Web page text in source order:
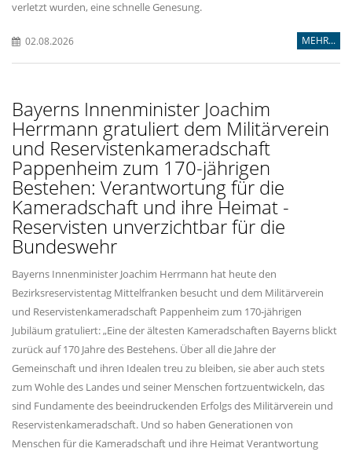
verletzt wurden, eine schnelle Genesung.
02.08.2026 MEHR...
Bayerns Innenminister Joachim
Herrmann gratuliert dem Militärverein
und Reservistenkameradschaft
Pappenheim zum 170-jährigen
Bestehen: Verantwortung für die
Kameradschaft und ihre Heimat -
Reservisten unverzichtbar für die
Bundeswehr
Bayerns Innenminister Joachim Herrmann hat heute den
Bezirksreservistentag Mittelfranken besucht und dem Militärverein
und Reservistenkameradschaft Pappenheim zum 170-jährigen
Jubiläum gratuliert: „Eine der ältesten Kameradschaften Bayerns blickt
zurück auf 170 Jahre des Bestehens. Über all die Jahre der
Gemeinschaft und ihren Idealen treu zu bleiben, sie aber auch stets
zum Wohle des Landes und seiner Menschen fortzuentwickeln, das
sind Fundamente des beeindruckenden Erfolgs des Militärverein und
Reservistenkameradschaft. Und so haben Generationen von
Menschen für die Kameradschaft und ihre Heimat Verantwortung